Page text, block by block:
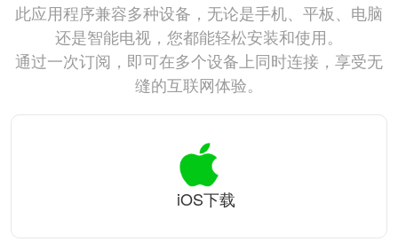
此应用程序兼容多种设备，无论是手机、平板、电脑
还是智能电视，您都能轻松安装和使用。
通过一次订阅，即可在多个设备上同时连接，享受无
缝的互联网体验。
iOS下载